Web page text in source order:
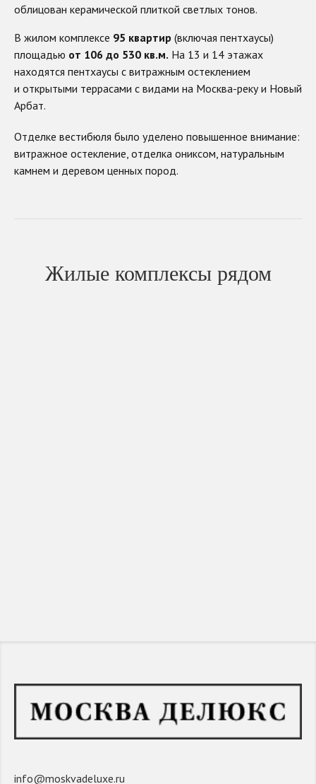
облицован керамической плиткой светлых тонов.
В жилом комплексе 95 квартир (включая пентхаусы)
площадью от 106 до 530 кв.м. На 13 и 14 этажах
находятся пентхаусы с витражным остеклением
и открытыми террасами с видами на Москва-реку и Новый
Арбат.
Отделке вестибюля было уделено повышенное внимание:
витражное остекление, отделка ониксом, натуральным
камнем и деревом ценных пород.
Жилые комплексы рядом
info@moskvadeluxe.ru